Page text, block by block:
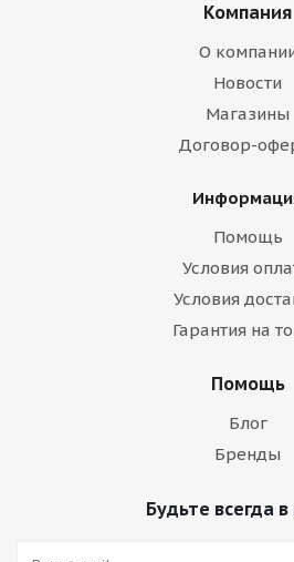
Компания
О
Новости
Магазины
Договор-
Помощь
Условия
Условия
Гарантия на
Помощь
Блог
Бренды
Будьте всегда в